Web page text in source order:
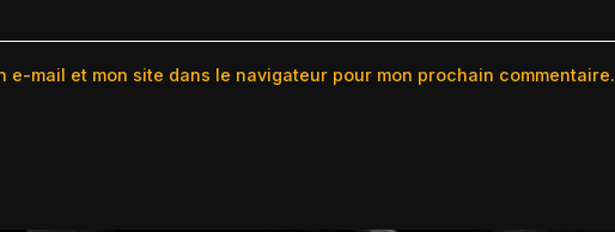
e-mail et mon site dans le navigateur pour mon prochain commentaire.